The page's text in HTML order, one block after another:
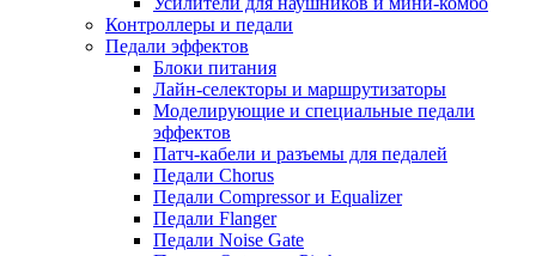
Контроллеры и педали
Педали эффектов
Блоки питания
Лайн-селекторы и маршрутизаторы
Моделирующие и специальные педали
эффектов
Патч-кабели и разъемы для педалей
Педали Chorus
Педали Compressor и Equalizer
Педали Flanger
Педали Noise Gate